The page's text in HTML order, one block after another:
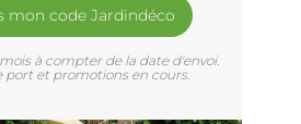
mon code Jardindéco
à compter de la date d'envoi.
port et promotions en cours.